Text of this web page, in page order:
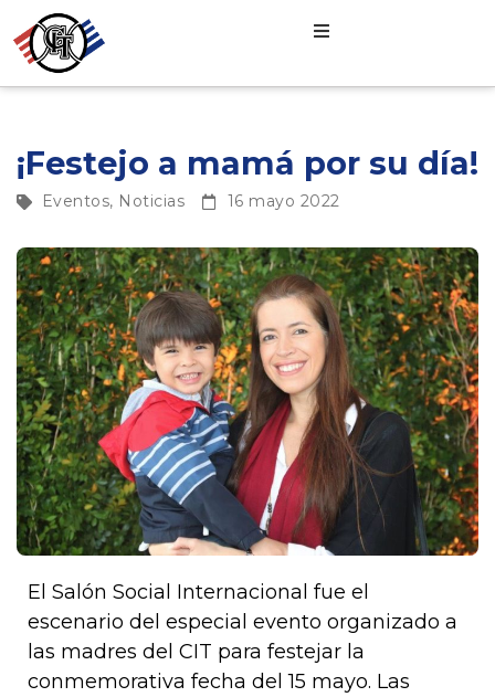
¡Festejo a mamá por su día!
Eventos, Noticias 16 mayo 2022
El Salón Social Internacional fue el
escenario del especial evento organizado a
las madres del CIT para festejar la
conmemorativa fecha del 15 mayo. Las